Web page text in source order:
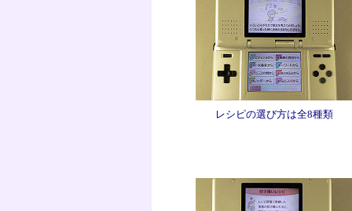
レシピの選び方は全8種類